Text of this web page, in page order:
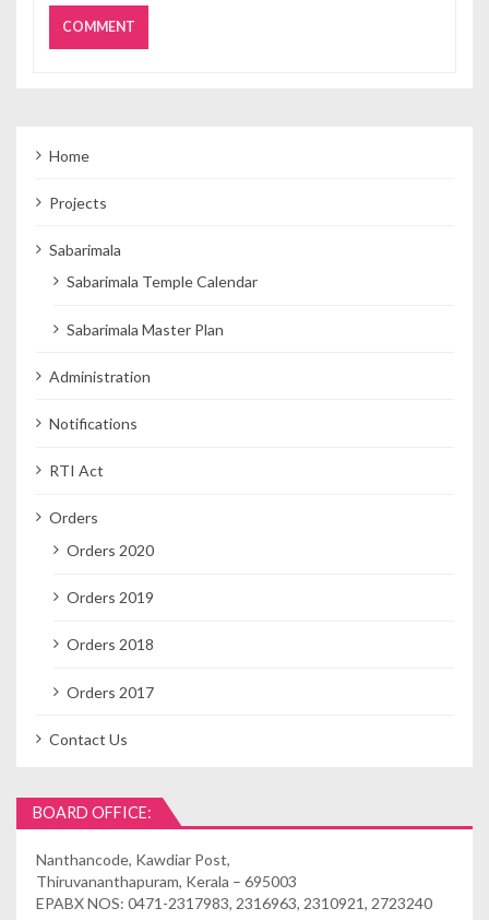
Home
Projects
Sabarimala
Sabarimala Temple Calendar
Sabarimala Master Plan
Administration
Notifications
RTI Act
Orders
Orders 2020
Orders 2019
Orders 2018
Orders 2017
Contact Us
BOARD OFFICE:
Nanthancode, Kawdiar Post,
Thiruvananthapuram, Kerala – 695003
EPABX NOS: 0471-2317983, 2316963, 2310921, 2723240